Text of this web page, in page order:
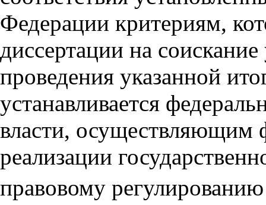
Федерации критериям,
диссертации на
проведения указанной
устанавливается
власти, осуществляющим
реализации
правовому